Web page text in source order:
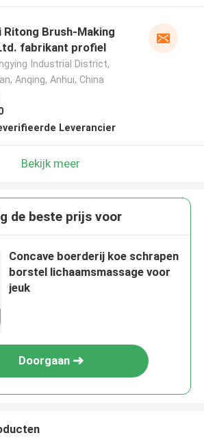
Ritong Brush-Making
fabrikant profiel
Industrial District,
Anqing, Anhui, China
Leverancier
Bekijk meer
de beste prijs voor
Concave boerderij koe schrapen
borstel lichaamsmassage voor
jeuk
Doorgaan